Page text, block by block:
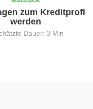
zum Kreditprofi
werden
Dauer: 3 Min